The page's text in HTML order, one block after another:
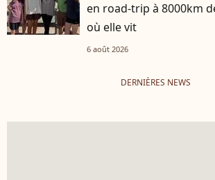
en road-trip à 8000km
où elle vit
6 août 2026
DERNIÈRES NEWS